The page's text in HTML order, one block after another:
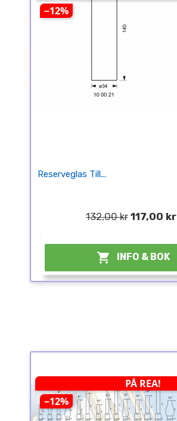
−12%
Reserveglas Till...
132,00 kr 117,00 kr
 INFO & BOK
PÅ REA!
−12%